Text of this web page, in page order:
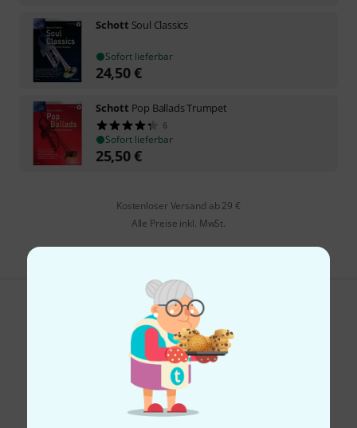
Schott Soul Classics
Sofort lieferbar
24,50€
Schott Pop Ballads Trumpet
6
Sofort lieferbar
25,50€
Kostenloser Versand ab 29 €
Alle Preise inkl. MwSt.
Gefällt Ihnen, was Sie sehen?
Teilen Hilfe & Feedback